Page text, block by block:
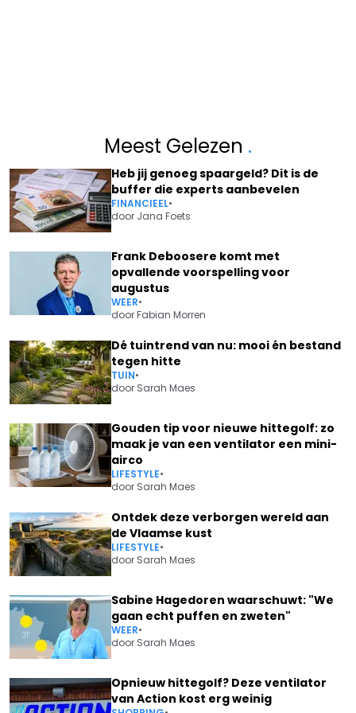
Meest Gelezen .
Heb jij genoeg spaargeld? Dit is de
buffer die experts aanbevelen
FINANCIEEL•
door Jana Foets
Frank Deboosere komt met
opvallende voorspelling voor
augustus
WEER•
doorFabian Morren
Dé tuintrend van nu: mooi én bestand
tegen hitte
TUIN•
door Sarah Maes
Gouden tip voor nieuwe hittegolf: zo
maak je van een ventilator een mini-
airco
LIFESTYLE•
door Sarah Maes
Ontdek deze verborgen wereld aan
de Vlaamse kust
LIFESTYLE•
door Sarah Maes
Sabine Hagedoren waarschuwt: "We
gaan echt puffen en zweten"
WEER•
door Sarah Maes
Opnieuw hittegolf? Deze ventilator
van Action kost erg weinig